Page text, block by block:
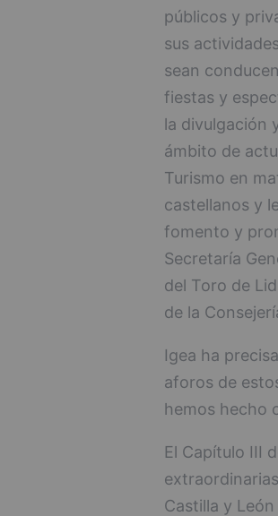
públicos y
sus
sean
fiestas y
la divulgación
ámbito de
Turismo en
castellanos y
fomento y
Secretaría
del Toro de
de la
Igea ha
aforos de
hemos hecho
El Capítulo III
Castilla y